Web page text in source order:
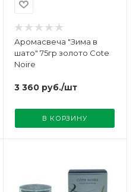
Аромасвеча "Зима в
шато" 75гр золото Cote
Noire
3 360 руб./шт
В КОРЗИНУ